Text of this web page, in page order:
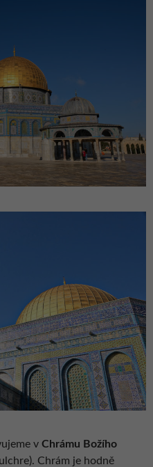
v Chrámu Božího
Chrám je hodně